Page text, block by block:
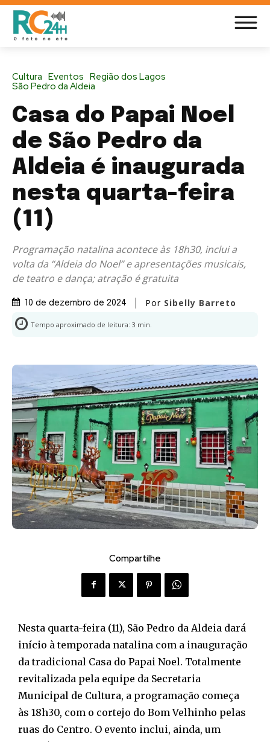
Cultura Eventos Região dos Lagos
São Pedro da Aldeia
Casa do Papai Noel
de São Pedro da
Aldeia é inaugurada
nesta quarta-feira
(11)
Programação natalina acontece às 18h30, inclui a
volta da “Aldeia do Noel” e apresentações musicais,
de teatro e dança; atração é gratuita
10 de dezembro de 2024 Por Sibelly Barreto
Tempo aproximado de leitura: 3 min.
Compartilhe
Nesta quarta-feira (11), São Pedro da Aldeia dará
início à temporada natalina com a inauguração
da tradicional Casa do Papai Noel. Totalmente
revitalizada pela equipe da Secretaria
Municipal de Cultura, a programação começa
às 18h30, com o cortejo do Bom Velhinho pelas
ruas do Centro. O evento inclui, ainda, um